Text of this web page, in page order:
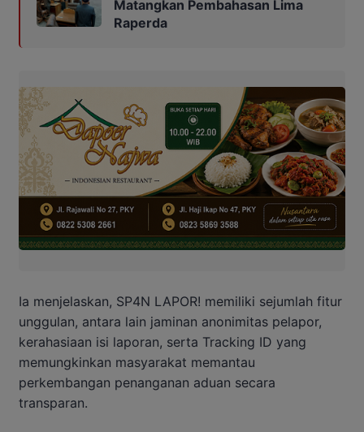
Matangkan Pembahasan Lima
Raperda
Ia menjelaskan, SP4N LAPOR! memiliki sejumlah fitur
unggulan, antara lain jaminan anonimitas pelapor,
kerahasiaan isi laporan, serta Tracking ID yang
memungkinkan masyarakat memantau
perkembangan penanganan aduan secara
transparan.